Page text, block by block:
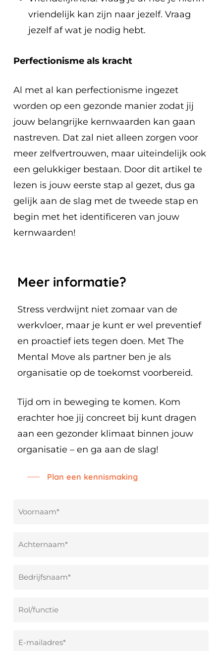
vriendelijk kan zijn naar jezelf. Vraag
jezelf af wat je nodig hebt.
Perfectionisme als kracht
Al met al kan perfectionisme ingezet
worden op een gezonde manier zodat jij
jouw belangrijke kernwaarden kan gaan
nastreven. Dat zal niet alleen zorgen voor
meer zelfvertrouwen, maar uiteindelijk ook
een gelukkiger bestaan. Door dit artikel te
lezen is jouw eerste stap al gezet, dus ga
gelijk aan de slag met de tweede stap en
begin met het identificeren van jouw
kernwaarden!
Meer informatie?
Stress verdwijnt niet zomaar van de
werkvloer, maar je kunt er wel preventief
en proactief iets tegen doen. Met The
Mental Move als partner ben je als
organisatie op de toekomst voorbereid.
Tijd om in beweging te komen. Kom
erachter hoe jij concreet bij kunt dragen
aan een gezonder klimaat binnen jouw
organisatie – en ga aan de slag!
Plan een kennismaking
Voornaam
Achternaam *
Bedrijfsnaam
Rol/functie
E-